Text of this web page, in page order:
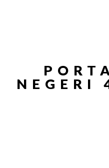
NEGERI